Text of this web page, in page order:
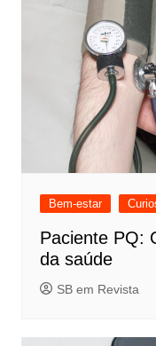
Bem-estar
Paciente PQ:
da saúde
SB em Revista